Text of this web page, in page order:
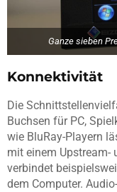
Ganze sieben
Konnektivität
Die
Buchsen für PC,
wie BluRay-Playern
mit einem Upstream-
verbindet
dem Computer.